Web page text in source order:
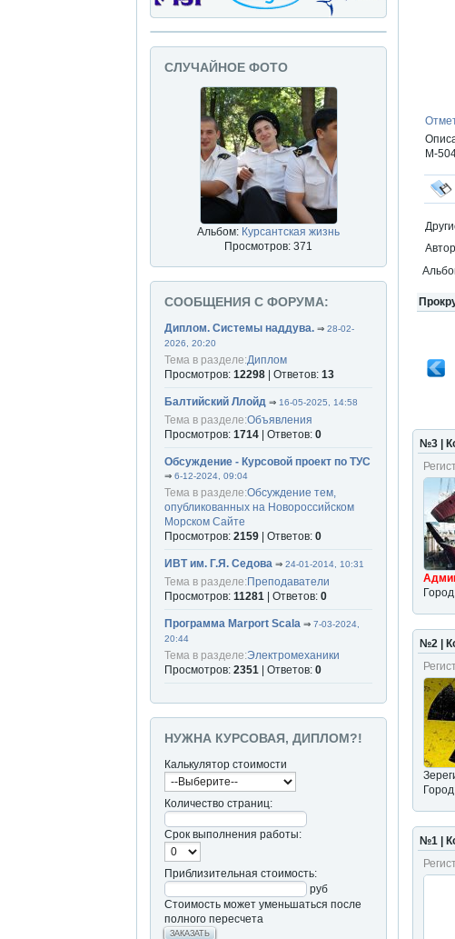
М-
№3 |
№2 |
№1 |
СЛУЧАЙНОЕ ФОТО
Альбом: Курсантская жизнь
Просмотров: 371
СООБЩЕНИЯ С ФОРУМА:
Диплом. Системы наддува. ⇒ 28-02-
2026, 20:20
Тема в разделе:Диплом
Просмотров: 12298 | Ответов: 13
Балтийский Ллойд ⇒ 16-05-2025, 14:58
Тема в разделе:Объявления
Просмотров: 1714 | Ответов: 0
Обсуждение - Курсовой проект по ТУС
⇒ 6-12-2024, 09:04
Тема в разделе:Обсуждение тем,
опубликованных на Новороссийском
Морском Сайте
Просмотров: 2159 | Ответов: 0
ИВТ им. Г.Я. Седова ⇒ 24-01-2014, 10:31
Тема в разделе:Преподаватели
Просмотров: 11281 | Ответов: 0
Программа Marport Scala ⇒ 7-03-2024,
20:44
Тема в разделе:Электромеханики
Просмотров: 2351 | Ответов: 0
НУЖНА КУРСОВАЯ, ДИПЛОМ?!
Калькулятор стоимости
Количество страниц:
Срок выполнения работы:
Приблизительная стоимость:
руб
Стоимость может уменьшаться после
полного пересчета
ЗАКАЗАТЬ